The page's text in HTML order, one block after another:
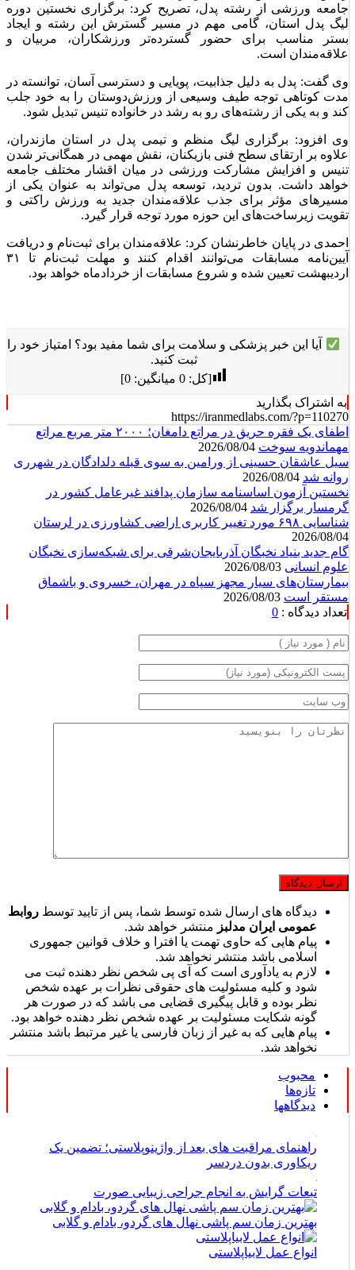
جامعه ورزشی از رشته پدل، تصریح کرد: برگزاری نخستین دوره
لیگ پدل استان، گامی مهم در مسیر گسترش این رشته و ایجاد
بستر مناسب برای حضور گسترده‌تر ورزشکاران، مربیان و
علاقه‌مندان است.
وی گفت: پدل به دلیل جذابیت، پویایی و دسترسی آسان، توانسته در
مدت کوتاهی توجه طیف وسیعی از ورزش‌دوستان را به خود جلب
کند و به یکی از رشته‌های رو به رشد در خانواده تنیس تبدیل شود.
وی افزود: برگزاری لیگ منظم و تیمی پدل در استان مازندران،
علاوه بر ارتقای سطح فنی بازیکنان، نقش مهمی در همگانی‌تر شدن
تنیس و افزایش مشارکت ورزشی در میان اقشار مختلف جامعه
خواهد داشت. بدون تردید، توسعه پدل می‌تواند به عنوان یکی از
مسیرهای مؤثر برای جذب علاقه‌مندان جدید به ورزش راکتی و
تقویت زیرساخت‌های این حوزه مورد توجه قرار گیرد.
احمدی در پایان خاطرنشان کرد: علاقه‌مندان برای ثبت‌نام و دریافت
آیین‌نامه مسابقات می‌توانند اقدام کنند و مهلت ثبت‌نام تا ۳۱
اردیبهشت تعیین شده و شروع مسابقات از خردادماه خواهد بود.
آیا این خبر پزشکی و سلامت برای شما مفید بود؟ امتیاز خود را
ثبت کنید.
[کل:0 میانگین:0
]
به اشتراک بگذارید
https://iranmedlabs.com/?p=110270
اطفای یک فقره حریق در مراتع دامغان؛ ۲۰۰۰ متر مربع مراتع
مهماندویه سوخت
سیل عاشقان حسینی از ورامین به سوی قبله دلدادگان در شهرری
روانه شد
نخستین آزمون اساسنامه سازمان پدافند غیرعامل کشور در
گرمسار برگزار شد
شناسایی ۶۹۸ مورد تغییر کاربری اراضی کشاورزی در لرستان
2026/08/04
گام جدید بنیاد نخبگان آذربایجان‌شرقی برای شبکه‌سازی نخبگان
علوم انسانی
بیمارستان‌های سیار مجهز سپاه در مهران، خسروی و باشماق
مستقر است
تعداد دیدگاه : 0
دیدگاه های ارسال شده توسط شما، پس از تایید توسط روابط
عمومی ایران مدلبز منتشر خواهد شد.
پیام هایی که حاوی تهمت یا افترا و خلاف قوانین جمهوری
اسلامی باشد منتشر نخواهد شد.
لازم به یادآوری است که آی پی شخص نظر دهنده ثبت می
شود و کلیه مسئولیت های حقوقی نظرات بر عهده شخص
نظر بوده و قابل پیگیری قضایی می باشد که در صورت هر
گونه شکایت مسئولیت بر عهده شخص نظر دهنده خواهد بود.
پیام هایی که به غیر از زبان فارسی یا غیر مرتبط باشد منتشر
نخواهد شد.
محبوب
تازه‌ها
دیدگاهها
راهنمای مراقبت های بعد از واژینوپلاستی؛ تضمین یک
ریکاوری بدون دردسر
تبعات گرایش به انجام جراحی زیبایی صورت
بهترین زمان سم پاشی نهال های گردو، بادام و گلابی
انواع عمل لابیاپلاستی